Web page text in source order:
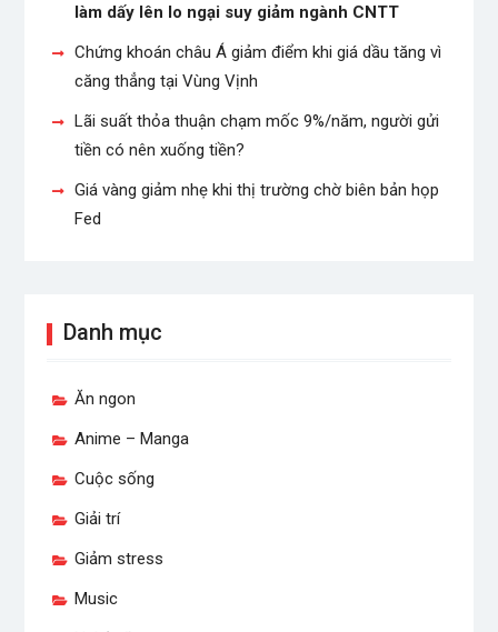
làm dấy lên lo ngại suy giảm ngành CNTT
Chứng khoán châu Á giảm điểm khi giá dầu tăng vì
căng thẳng tại Vùng Vịnh
Lãi suất thỏa thuận chạm mốc 9%/năm, người gửi
tiền có nên xuống tiền?
Giá vàng giảm nhẹ khi thị trường chờ biên bản họp
Fed
Danh mục
Ăn ngon
Anime – Manga
Cuộc sống
Giải trí
Giảm stress
Music